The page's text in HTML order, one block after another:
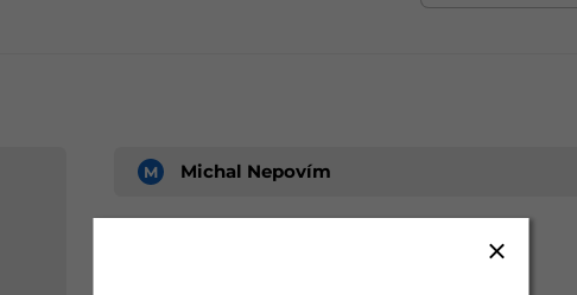
M Michal Nepovím